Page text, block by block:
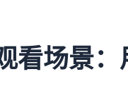
看场景：